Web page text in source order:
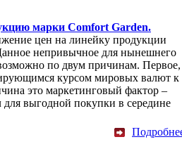
марки Comfort Garden.
цен на линейку продукции
непривычное для нынешнего
по двум причинам. Первое,
курсом мировых валют к
это маркетинговый фактор –
выгодной покупки в середине